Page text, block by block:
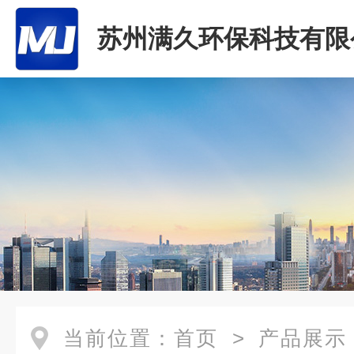
苏州满久环保科技有
当前位置： 首页 > 产品展示